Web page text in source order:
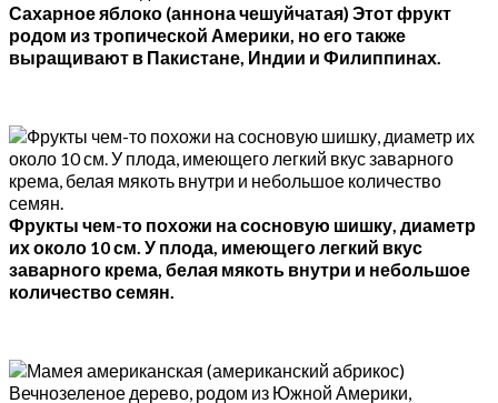
Сахарное яблоко (аннона чешуйчатая) Этот фрукт
родом из тропической Америки, но его также
выращивают в Пакистане, Индии и Филиппинах.
Фрукты чем-то похожи на сосновую шишку, диаметр
их около 10 см. У плода, имеющего легкий вкус
заварного крема, белая мякоть внутри и небольшое
количество семян.